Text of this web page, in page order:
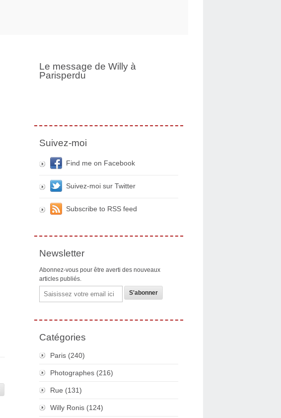
Le message de Willy à
Parisperdu
Suivez-moi
Find me on Facebook
Suivez-moi sur Twitter
Subscribe to RSS feed
Newsletter
Abonnez-vous pour être averti des nouveaux
articles publiés.
Email
Catégories
Paris (240)
Photographes (216)
Rue (131)
Willy Ronis (124)